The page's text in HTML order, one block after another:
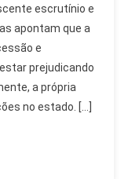
escrutínio e
apontam que a
e
prejudicando
a própria
no estado. […]